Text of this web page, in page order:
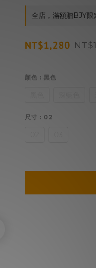
全店，滿額贈BJY限
NT$1,280
顏色 : 黑色
尺寸 : 02